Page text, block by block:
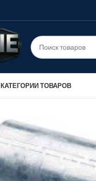
КАТЕГОРИИ ТОВАРОВ